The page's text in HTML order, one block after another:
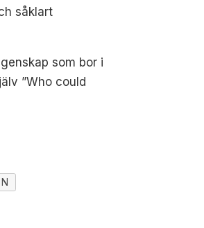
såklart
som bor i
”Who could